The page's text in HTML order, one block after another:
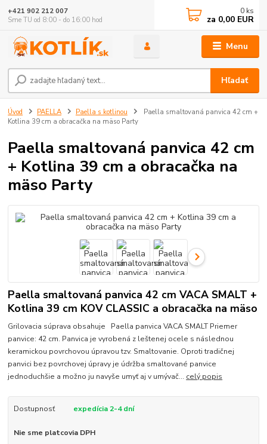
Menu
Hľadať
+421 902 212 007
Sme TU od 8:00 - do 16:00 hod
0 ks
za 0,00 EUR
Úvod PAELLA Paella s kotlinou
Paella smaltovaná panvica 42 cm +
Kotlina 39 cm a obracačka na mäso Party
Paella smaltovaná panvica 42 cm
+ Kotlina 39 cm a obracačka na
mäso Party
Paella smaltovaná panvica 42 cm VACA SMALT +
Kotlina 39 cm KOV CLASSIC a obracačka na mäso
Grilovacia súprava obsahuje Paella panvica VACA SMALT Priemer
panvice: 42 cm. Panvica je vyrobená z leštenej ocele s následnou
keramickou povrchovou úpravou tzv. Smaltovanie. Oproti tradičnej
panvici bez povrchovej úpravy je údržba smaltované panvice
jednoduchšie a možno ju navyše umyť aj v umývač... celý popis
Dostupnosť expedícia 2-4 dní
Nie sme platcovia DPH